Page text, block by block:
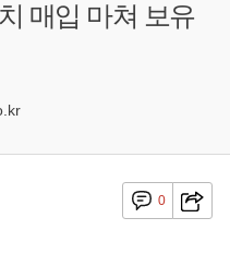
매입 마쳐 보유
0